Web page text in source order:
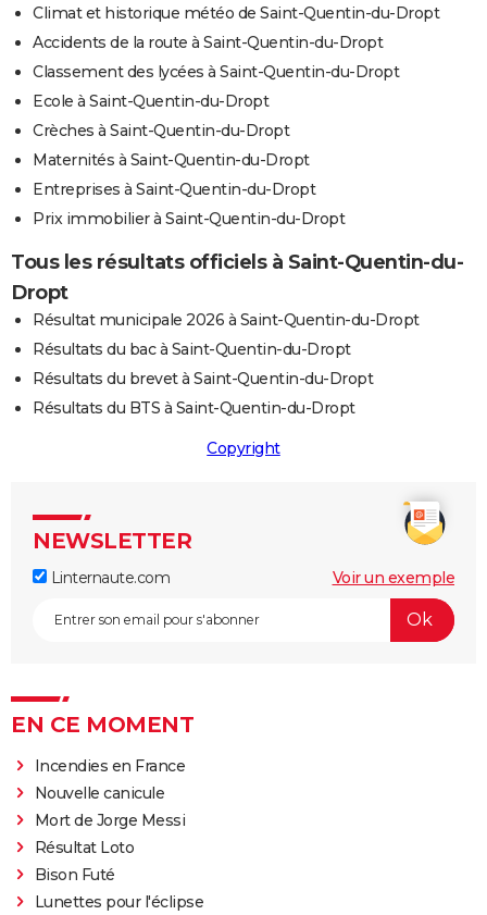
Climat et historique météo de Saint-Quentin-du-Dropt
Accidents de la route à Saint-Quentin-du-Dropt
Classement des lycées à Saint-Quentin-du-Dropt
Ecole à Saint-Quentin-du-Dropt
Crèches à Saint-Quentin-du-Dropt
Maternités à Saint-Quentin-du-Dropt
Entreprises à Saint-Quentin-du-Dropt
Prix immobilier à Saint-Quentin-du-Dropt
Tous les résultats officiels à Saint-Quentin-du-
Dropt
Résultat municipale 2026 à Saint-Quentin-du-Dropt
Résultats du bac à Saint-Quentin-du-Dropt
Résultats du brevet à Saint-Quentin-du-Dropt
Résultats du BTS à Saint-Quentin-du-Dropt
Copyright
NEWSLETTER
Linternaute.com Voir un exemple
EN CE MOMENT
Incendies en France
Nouvelle canicule
Mort de Jorge Messi
Résultat Loto
Bison Futé
Lunettes pour l'éclipse